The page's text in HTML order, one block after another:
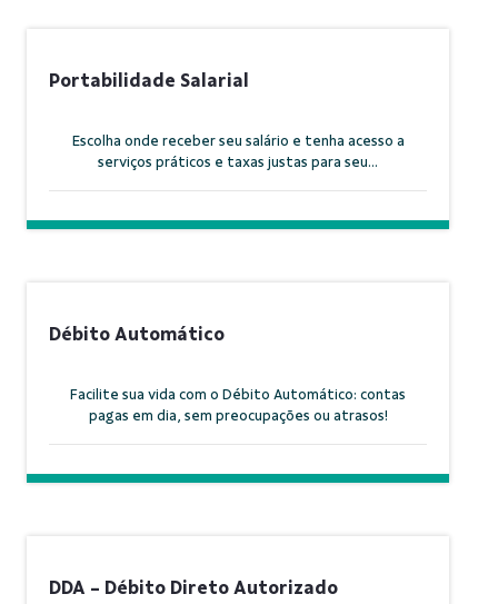
Portabilidade Salarial
Escolha onde receber seu salário e tenha acesso a
serviços práticos e taxas justas para seu...
Débito Automático
Facilite sua vida com o Débito Automático: contas
pagas em dia, sem preocupações ou atrasos!
DDA - Débito Direto Autorizado